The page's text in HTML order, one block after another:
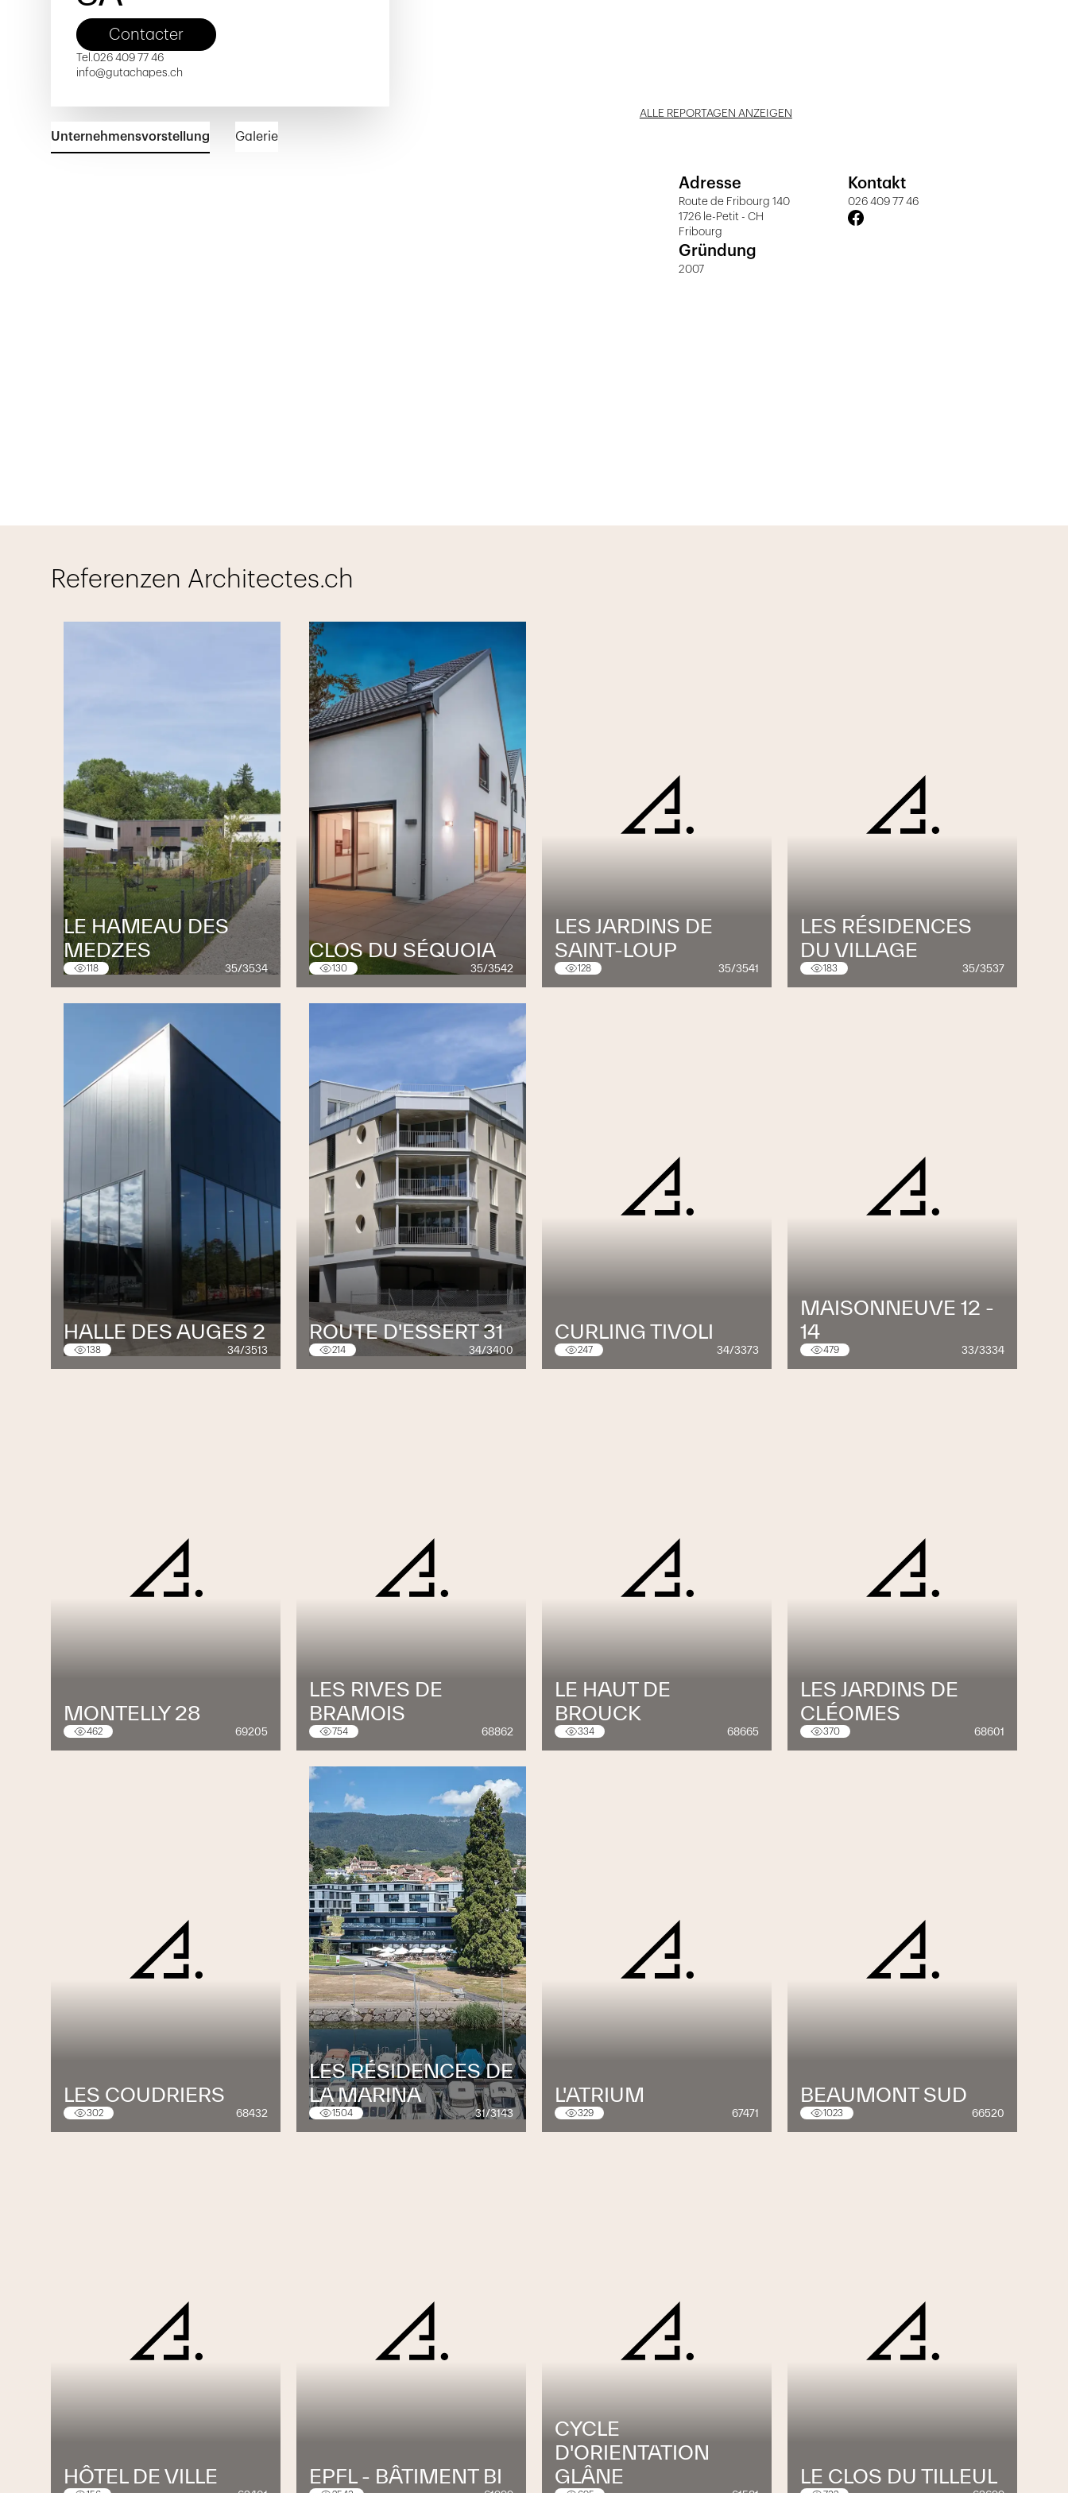
Contacter
Tel.026 409 77 46
info@gutachapes.ch
ALLE REPORTAGEN ANZEIGEN
Unternehmensvorstellung Galerie
Adresse
Route de Fribourg 140
1726 le-Petit - CH
Fribourg
Kontakt
026 409 77 46
Gründung
2007
Referenzen Architectes.ch
LE HAMEAU DES
MEDZES
118 35/3534
CLOS DU SÉQUOIA
130 35/3542
LES JARDINS DE
SAINT-LOUP
128 35/3541
LES RÉSIDENCES
DU VILLAGE
183 35/3537
HALLE DES AUGES 2
138 34/3513
ROUTE D'ESSERT 31
214 34/3400
CURLING TIVOLI
247 34/3373
MAISONNEUVE 12 -
14
479 33/3334
MONTELLY 28
462 69205
LES RIVES DE
BRAMOIS
754 68862
LE HAUT DE
BROUCK
334 68665
LES JARDINS DE
CLÉOMES
370 68601
LES COUDRIERS
302 68432
LES RÉSIDENCES DE
LA MARINA
1504 31/3143
L'ATRIUM
329 67471
BEAUMONT SUD
1023 66520
HÔTEL DE VILLE EPFL - BÂTIMENT BI
CYCLE
D'ORIENTATION
GLÂNE
LE CLOS DU TILLEUL